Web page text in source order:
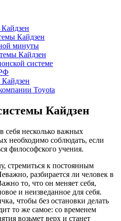
Кайдзен
минуты
Кайдзен
системе
Toyota
Кайдзен
себя несколько важных
необходимо соблюдать, если
философского учения.
стремиться к постоянным
разбирается ли человек в
то, что он меняет себя,
и неизведанное для себя.
чтобы без остановки делать
то же самое: со временем
возьмет верх и станет